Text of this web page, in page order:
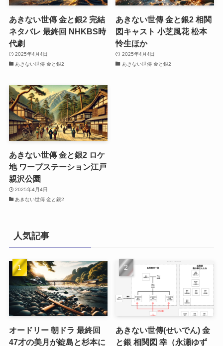
あきない世傳 金と銀2 完結
ネタバレ 最終回 NHKBS時
代劇
2025年4月4日
あきない世傳 金と銀2
あきない世傳 金と銀2 相関
図キャスト 小芝風花 松本
怜生ほか
2025年4月4日
あきない世傳 金と銀2
あきない世傳 金と銀2 ロケ
地 ワープステーション江戸
親沢公園
2025年4月4日
あきない世傳 金と銀2
人気記事
オードリー 朝ドラ 最終回
47才の美月が錠島と杉本に
あきない世傳(せいでん) 金
と銀 相関図 幸（永瀬ゆず